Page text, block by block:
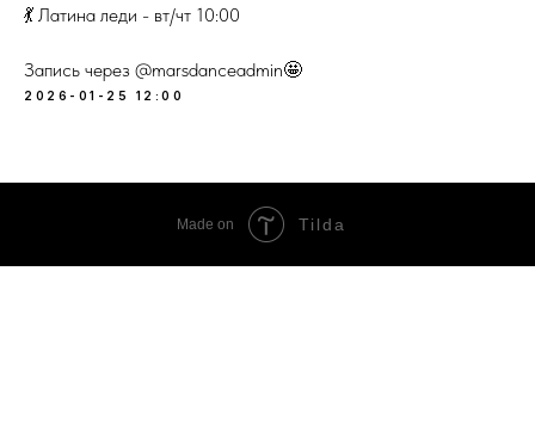
💃 Латина леди - вт/чт 10:00
Запись через @marsdanceadmin🤩
2026-01-25 12:00
Made on Tilda